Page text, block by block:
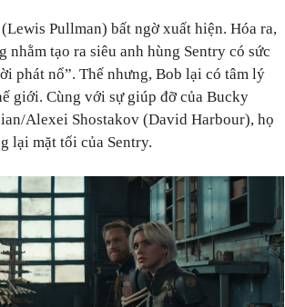
Pullman) bất ngờ xuất hiện. Hóa ra,
tạo ra siêu anh hùng Sentry có sức
phát nổ”. Thế nhưng, Bob lại có tâm lý
giới. Cùng với sự giúp đỡ của Bucky
Alexei Shostakov (David Harbour), họ
lại mặt tối của Sentry.